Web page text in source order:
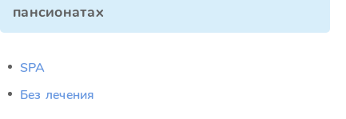
пансионатах
SPA
Без лечения